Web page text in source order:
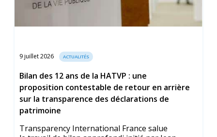
9 juillet 2026 ACTUALITÉS
Bilan des 12 ans de la HATVP : une
proposition contestable de retour en arrière
sur la transparence des déclarations de
patrimoine
Transparency International France salue